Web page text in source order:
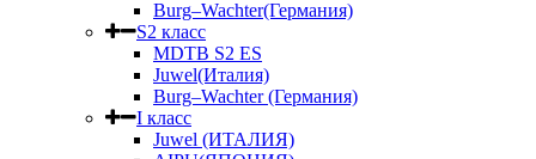
Burg–Wachter(Германия)
S2 класс
MDTB S2 ES
Juwel(Италия)
Burg–Wachter (Германия)
I класс
Juwel (ИТАЛИЯ)